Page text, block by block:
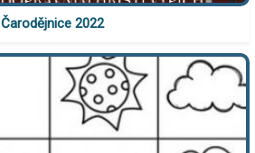
Čarodějnice 2022